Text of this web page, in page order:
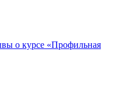
о курсе «Профильная